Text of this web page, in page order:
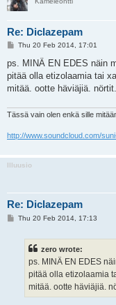
Re: Diclazepam
P
s
Thu 20 Feb 2014, 17:01
ps. MINÄ EN EDES näin
pitää olla etizolaamia tai
mitää. ootte häviäjiä. nörtit.
Tässä vain olen enkä sille
http://www.soundcloud.com/
Illuusio
Re: Diclazepam
PThu 20 Feb 2014, 17:13
zero wrote:
ps. MINÄ EN EDES
pitää olla etizolaamia
mitää. ootte häviäjiä.